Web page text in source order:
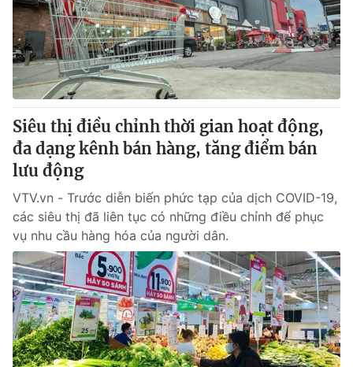
Siêu thị điều chỉnh thời gian hoạt động,
đa dạng kênh bán hàng, tăng điểm bán
lưu động
VTV.vn - Trước diễn biến phức tạp của dịch COVID-19,
các siêu thị đã liên tục có những điều chỉnh để phục
vụ nhu cầu hàng hóa của người dân.